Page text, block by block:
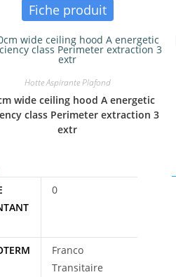
Fiche produit
Hotte Aspirante Plafond
wide ceiling hood A energetic
class Perimeter extraction 3
extr
0
Franco
Transitaire